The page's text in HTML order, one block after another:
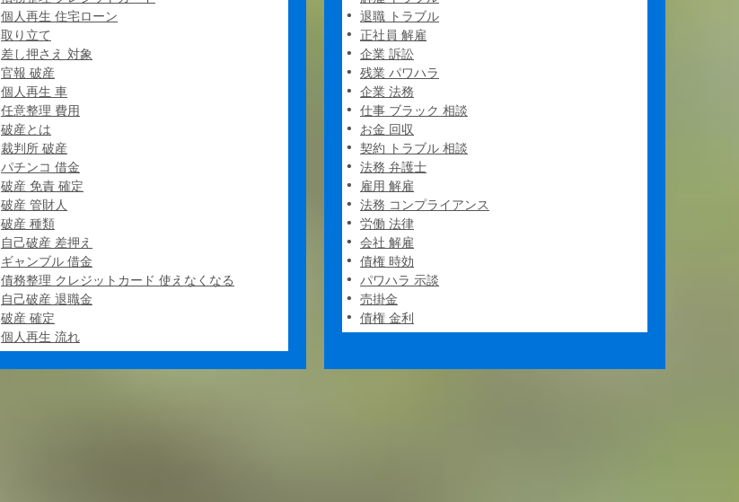
個人再生 住宅ローン
取り立て
差し押さえ 対象
官報 破産
個人再生 車
任意整理 費用
破産とは
裁判所 破産
パチンコ 借金
破産 免責 確定
破産 管財人
破産 種類
自己破産 差押え
ギャンブル 借金
債務整理 クレジットカード 使えなくなる
自己破産 退職金
破産 確定
個人再生 流れ
退職 トラブル
正社員 解雇
企業 訴訟
残業 パワハラ
企業 法務
仕事 ブラック 相談
お金 回収
契約 トラブル 相談
法務 弁護士
雇用 解雇
法務 コンプライアンス
労働 法律
会社 解雇
債権 時効
パワハラ 示談
売掛金
債権 金利